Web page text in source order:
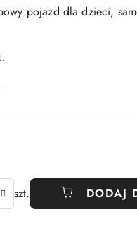
pojazd dla dzieci,
szt. DODAJ